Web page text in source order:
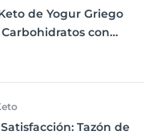
de Yogur Griego
con
Tazón de